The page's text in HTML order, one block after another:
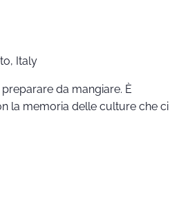
Italy
da mangiare. È
la memoria delle culture che ci